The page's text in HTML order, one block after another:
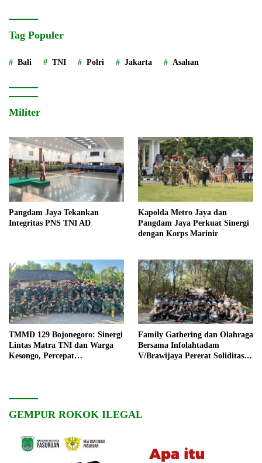
Tag Populer
Bali TNI Polri Jakarta Asahan
Militer
Pangdam Jaya Tekankan
Integritas PNS TNI AD
Kapolda Metro Jaya dan
Pangdam Jaya Perkuat Sinergi
dengan Korps Marinir
TMMD 129 Bojonegoro: Sinergi
Lintas Matra TNI dan Warga
Kesongo, Percepat
Family Gathering dan Olahraga
Bersama Infolahtadam
V/Brawijaya Pererat Soliditas
GEMPUR ROKOK ILEGAL